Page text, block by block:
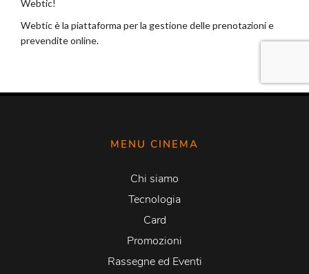
MENU CINEMA
Chi siamo
Tecnologia
Card
Promozioni
Rassegne ed Eventi